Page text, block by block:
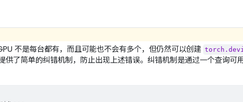
不是每台都有，而且可能也不会有多个，但仍然可以创建
了简单的纠错机制，防止出现上述错误。纠错机制是通过一个查询可用